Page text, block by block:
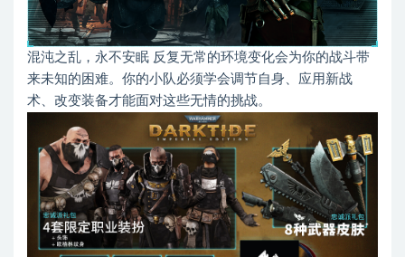
混沌之乱，永不安眠 反复无常的环境变化会为你的战斗带
来未知的困难。你的小队必须学会调节自身、应用新战
术、改变装备才能面对这些无情的挑战。